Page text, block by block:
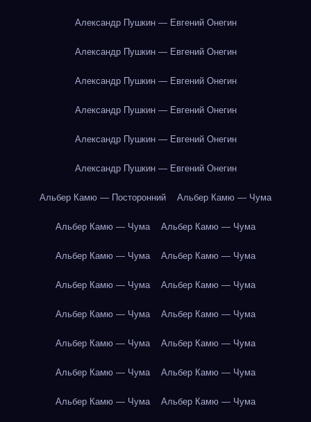
Александр Пушкин — Евгений Онегин
Александр Пушкин — Евгений Онегин
Александр Пушкин — Евгений Онегин
Александр Пушкин — Евгений Онегин
Александр Пушкин — Евгений Онегин
Александр Пушкин — Евгений Онегин
Альбер Камю — Посторонний Альбер Камю — Чума
Альбер Камю — Чума Альбер Камю — Чума
Альбер Камю — Чума Альбер Камю — Чума
Альбер Камю — Чума Альбер Камю — Чума
Альбер Камю — Чума Альбер Камю — Чума
Альбер Камю — Чума Альбер Камю — Чума
Альбер Камю — Чума Альбер Камю — Чума
Альбер Камю — Чума Альбер Камю — Чума